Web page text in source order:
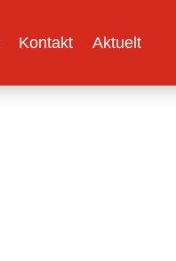
Kontakt Aktuelt